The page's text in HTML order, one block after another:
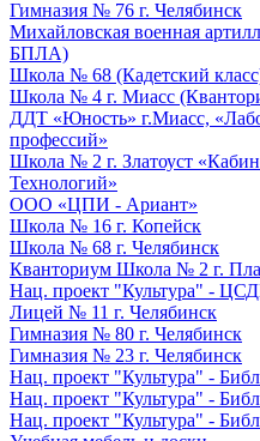
Гимназия № 76 г. Челябинск
Михайловская военная
БПЛА)
Школа № 68 (Кадетский
Школа № 4 г. Миасс
ДДТ «Юность» г.Миасс,
профессий»
Школа № 2 г. Златоуст
Технологий»
ООО «ЦПИ - Ариант»
Школа № 16 г. Копейск
Школа № 68 г. Челябинск
Кванториум Школа № 2 г.
Нац. проект "Культура" -
Лицей № 11 г. Челябинск
Гимназия № 80 г. Челябинск
Гимназия № 23 г. Челябинск
Нац. проект "Культура" -
Нац. проект "Культура" -
Нац. проект "Культура" -